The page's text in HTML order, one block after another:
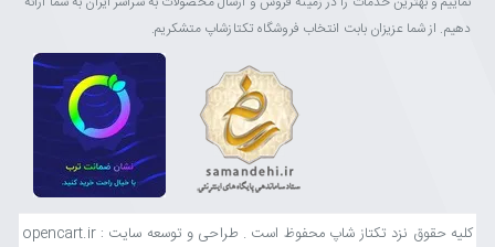
دهیم. از شما عزیزان بابت انتخاب فروشگاه تکتازشاپ متشکریم.
کلیه حقوق نزد تکتاز شاپ محفوظ است . طراحی و توسعه سایت : opencart.ir